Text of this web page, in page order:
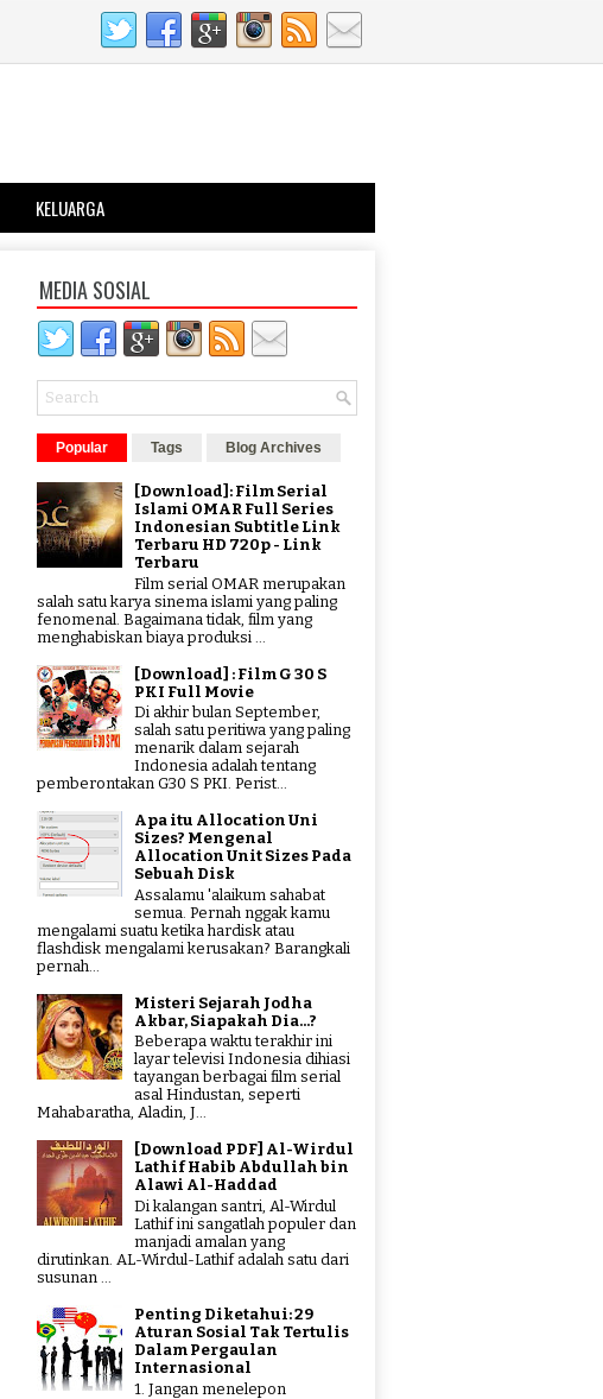
KELUARGA
MEDIA SOSIAL
Popular Tags Blog Archives
[Download]: Film Serial
Islami OMAR Full Series
Indonesian Subtitle Link
Terbaru HD 720p - Link
Terbaru
Film serial OMAR merupakan
salah satu karya sinema islami yang paling
fenomenal. Bagaimana tidak, film yang
menghabiskan biaya produksi ...
[Download] : Film G 30 S
PKI Full Movie
Di akhir bulan September,
salah satu peritiwa yang paling
menarik dalam sejarah
Indonesia adalah tentang
pemberontakan G30 S PKI. Perist...
Apa itu Allocation Uni
Sizes? Mengenal
Allocation Unit Sizes Pada
Sebuah Disk
Assalamu 'alaikum sahabat
semua. Pernah nggak kamu
mengalami suatu ketika hardisk atau
flashdisk mengalami kerusakan? Barangkali
pernah...
Misteri Sejarah Jodha
Akbar, Siapakah Dia...?
Beberapa waktu terakhir ini
layar televisi Indonesia dihiasi
tayangan berbagai film serial
asal Hindustan, seperti
Mahabaratha, Aladin, J...
[Download PDF] Al-Wirdul
Lathif Habib Abdullah bin
Alawi Al-Haddad
Di kalangan santri, Al-Wirdul
Lathif ini sangatlah populer dan
manjadi amalan yang
dirutinkan. AL-Wirdul-Lathif adalah satu dari
susunan ...
Penting Diketahui: 29
Aturan Sosial Tak Tertulis
Dalam Pergaulan
Internasional
1. Jangan menelepon